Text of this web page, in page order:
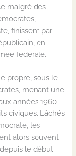
malgré des
finissent par
en
fédérale.
propre, sous le
menant une
années 1960
civiques. Lâchés
les
alors souvent
le début